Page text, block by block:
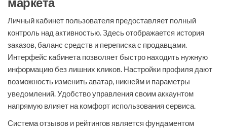
Личный кабинет пользователя предоставляет полный
контроль над активностью. Здесь отображается история
заказов, баланс средств и переписка с продавцами.
Интерфейс кабинета позволяет быстро находить нужную
информацию без лишних кликов. Настройки профиля дают
возможность изменить аватар, никнейм и параметры
уведомлений. Удобство управления своим аккаунтом
напрямую влияет на комфорт использования сервиса.
Система отзывов и рейтингов является фундаментом